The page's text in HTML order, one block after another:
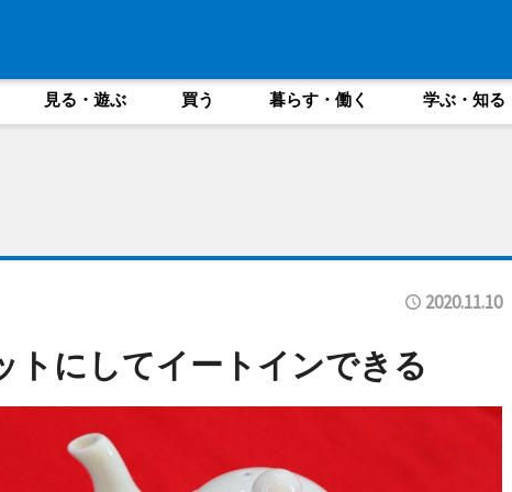
見る・遊ぶ 買う 暮らす・働く 学ぶ・知る
2020.11.10
トにしてイートインできる